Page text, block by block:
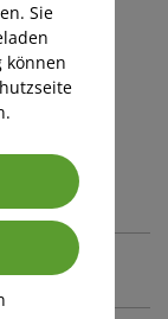
Sie
können